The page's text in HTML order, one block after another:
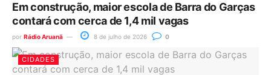
Em construção, maior escola de Barra do Garças
contará com cerca de 1,4 mil vagas
por Rádio Aruanã 8 de julho de 2026 0
CIDADES